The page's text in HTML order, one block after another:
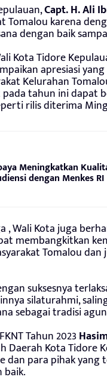
Capt. H. Ali
Tomalou karena
dengan baik
Kota Tidore
apresiasi
Kelurahan
tahun ini dapat
rilis diterima
Meningkatkan
dengan Menkes RI
, Wali Kota juga
membangkitkan
Tomalou
suksesnya
silaturahmi,
sebagai tradisi
Tahun 2023
Daerah Kota Tidore
dan para pihak yang
baik.